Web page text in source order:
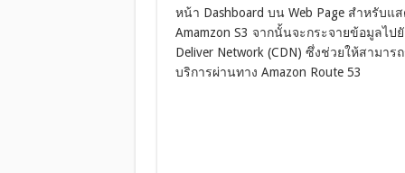
หน้า Dashboard บน Web Page สำหรับ
Amamzon S3 จากนั้นจะกระจายข้อมูลไป
Deliver Network (CDN) ซึ่งช่วยให้สามา
บริการผ่านทาง Amazon Route 53